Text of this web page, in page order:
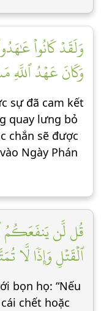
وَلَقَدۡ كَانُواْ
وَكَانَ عَهۡدُ ٱللَّهِ
sự đã cam kết
quay lưng bỏ
chắn sẽ được
Ngày Phán
قُل لَّن يَنفَعَكُمُ
ٱلۡقَتۡلِ وَإِذٗا لَّا
bọn họ: “Nếu
chết hoặc